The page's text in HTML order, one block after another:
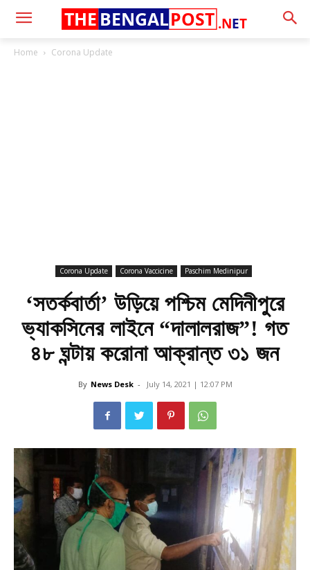
.NET
THE BENGALPOST
Home Corona Update
Corona Update Corona Vaccicine Paschim Medinipur
‘সতর্কবার্তা’ উড়িয়ে পশ্চিম মেদিনীপুরে
ভ্যাকসিনের লাইনে “দালালরাজ”! গত
৪৮ ঘন্টায় করোনা আক্রান্ত ৩১ জন
By News Desk - July 14, 2021 | 12:07 PM